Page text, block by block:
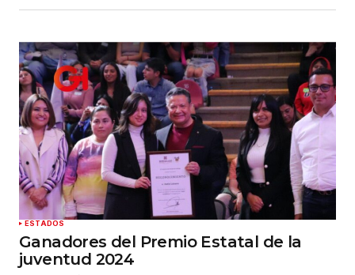
ESTADOS
Ganadores del Premio Estatal de la
juventud 2024